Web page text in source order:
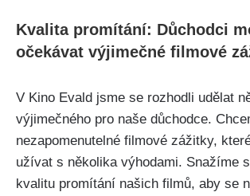
Kvalita promítání: Důchodci
očekávat výjimečné filmové
V Kino Evald jsme se rozhodli udělat
výjimečného pro naše důchodce.
nezapomenutelné filmové zážitky,
užívat s několika výhodami. Snažíme
kvalitu promítání našich filmů, aby se